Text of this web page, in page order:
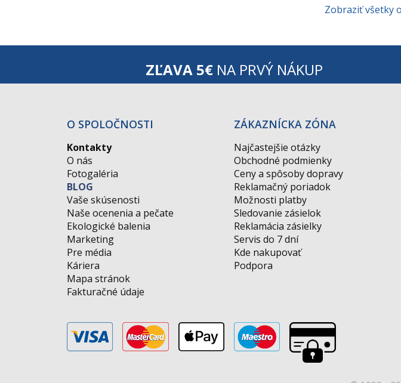
Zobraziť všetky
ZĽAVA 5€NA PRVÝ NÁKUP
O SPOLOČNOSTI
Kontakty
O nás
Fotogaléria
BLOG
Vaše skúsenosti
Naše ocenenia a pečate
Ekologické balenia
Marketing
Pre média
Káriera
Mapa stránok
Fakturačné údaje
ZÁKAZNÍCKA ZÓNA
Najčastejšie otázky
Obchodné podmienky
Ceny a spôsoby dopravy
Reklamačný poriadok
Možnosti platby
Sledovanie zásielok
Reklamácia zásielky
Servis do 7 dní
Kde nakupovať
Podpora